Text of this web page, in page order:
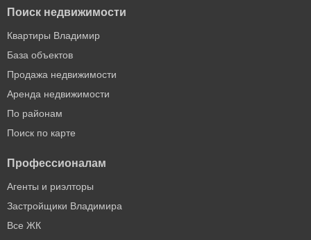
Поиск недвижимости
Квартиры Владимир
База объектов
Продажа недвижимости
Аренда недвижимости
По районам
Поиск по карте
Профессионалам
Агенты и риэлторы
Застройщики Владимира
Все ЖК